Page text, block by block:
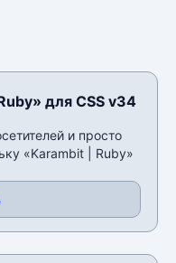
для CSS v34
и просто
«Karambit | Ruby»